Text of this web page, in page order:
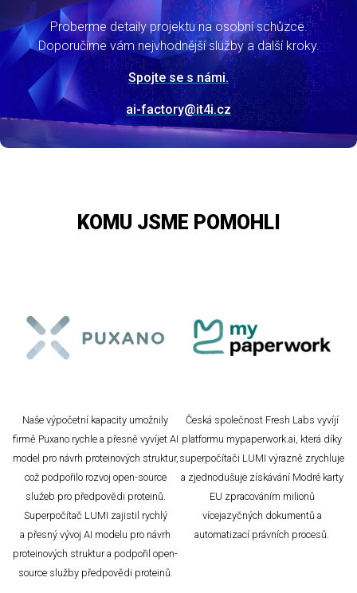
Proberme detaily projektu na osobní schůzce.
Doporučíme vám nejvhodnější služby a další kroky.
Spojte se s námi.
ai-factory@it4i.cz
KOMU JSME POMOHLI
Naše výpočetní kapacity umožnily
firmě Puxano rychle a přesně vyvíjet AI
model pro návrh proteinových struktur,
což podpořilo rozvoj open-source
služeb pro předpovědi proteinů.
Superpočítač LUMI zajistil rychlý
a přesný vývoj AI modelu pro návrh
proteinových struktur a podpořil open-
source služby předpovědi proteinů.
Česká společnost Fresh Labs vyvíjí
platformu mypaperwork.ai, která díky
superpočítači LUMI výrazně zrychluje
a zjednodušuje získávání Modré karty
EU zpracováním milionů
vícejazyčných dokumentů a
automatizací právních procesů.